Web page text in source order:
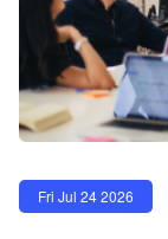
Fri Jul 24 2026